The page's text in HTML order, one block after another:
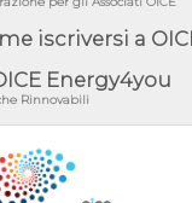
iscriversi a
Energy4you
Rinnovabili